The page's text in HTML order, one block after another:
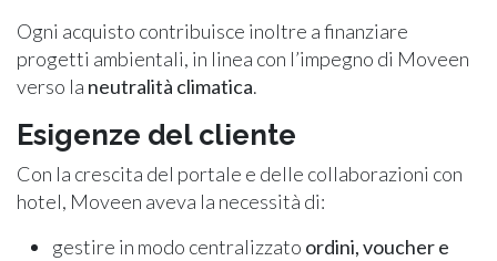
Ogni acquisto contribuisce inoltre a finanziare
progetti ambientali, in linea con l’impegno di Moveen
verso la neutralità climatica.
Esigenze del cliente
Con la crescita del portale e delle collaborazioni con
hotel, Moveen aveva la necessità di:
gestire in modo centralizzato ordini, voucher e